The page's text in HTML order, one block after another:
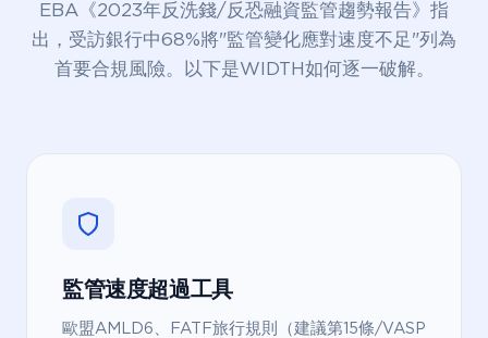
EBA《2023年反洗錢/反恐融資監管趨勢報告》指
出，受訪銀行中68%將"監管變化應對速度不足"列為
首要合規風險。以下是WIDTH如何逐一破解。
監管速度超過工具
歐盟AMLD6、FATF旅行規則（建議第15條/VASP